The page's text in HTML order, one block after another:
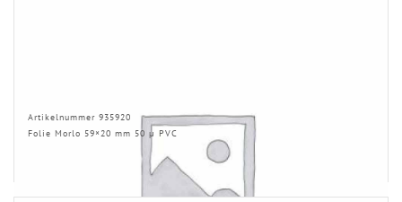
Artikelnummer 935920
Folie Morlo 59×20 mm 50 µ PVC